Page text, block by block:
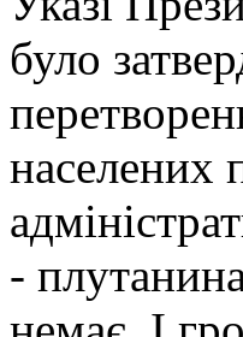
було
населених
-